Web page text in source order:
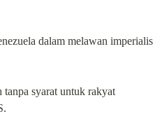
dalam melawan imperialis
syarat untuk rakyat